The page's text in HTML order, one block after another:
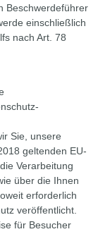
Beschwerdeführer
einschließlich
nach Art. 78
Sie, unsere
geltenden EU-
Verarbeitung
über die Ihnen
erforderlich
veröffentlicht.
für Besucher